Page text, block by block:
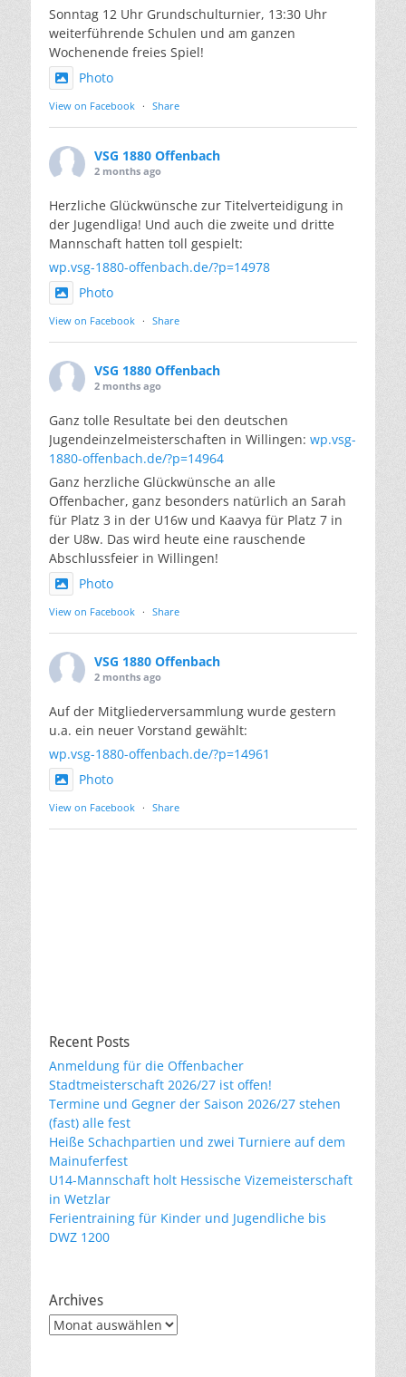
Sonntag 12 Uhr Grundschulturnier, 13:30 Uhr
weiterführende Schulen und am ganzen
Wochenende freies Spiel!
Photo
View on Facebook · Share
VSG 1880 Offenbach
2 months ago
Herzliche Glückwünsche zur Titelverteidigung in
der Jugendliga! Und auch die zweite und dritte
Mannschaft hatten toll gespielt:
wp.vsg-1880-offenbach.de/?p=14978
Photo
View on Facebook · Share
VSG 1880 Offenbach
2 months ago
Ganz tolle Resultate bei den deutschen
Jugendeinzelmeisterschaften in Willingen: wp.vsg-
1880-offenbach.de/?p=14964
Ganz herzliche Glückwünsche an alle
Offenbacher, ganz besonders natürlich an Sarah
für Platz 3 in der U16w und Kaavya für Platz 7 in
der U8w. Das wird heute eine rauschende
Abschlussfeier in Willingen!
Photo
View on Facebook · Share
VSG 1880 Offenbach
2 months ago
Auf der Mitgliederversammlung wurde gestern
u.a. ein neuer Vorstand gewählt:
wp.vsg-1880-offenbach.de/?p=14961
Photo
View on Facebook · Share
Recent Posts
Anmeldung für die Offenbacher
Stadtmeisterschaft 2026/27 ist offen!
Termine und Gegner der Saison 2026/27 stehen
(fast) alle fest
Heiße Schachpartien und zwei Turniere auf dem
Mainuferfest
U14-Mannschaft holt Hessische Vizemeisterschaft
in Wetzlar
Ferientraining für Kinder und Jugendliche bis
DWZ 1200
Archives
Archives